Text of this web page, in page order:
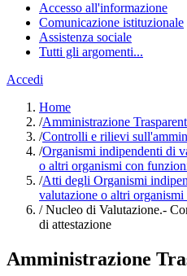
Accesso all'informazione
Comunicazione istituzionale
Assistenza sociale
Tutti gli argomenti...
Accedi
Home
/Amministrazione
/Controlli e rilievi
/Organismi indipendenti di
o altri organismi con
/Atti degli Organismi
valutazione o altri
/Nucleo di Valutazione.-
di attestazione
Amministrazione